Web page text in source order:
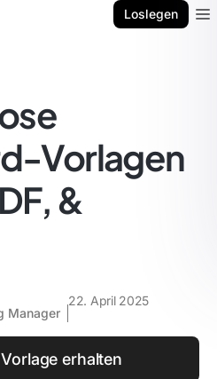
Loslegen
Vorlagen
&
Manager
22. April 2025
erhalten